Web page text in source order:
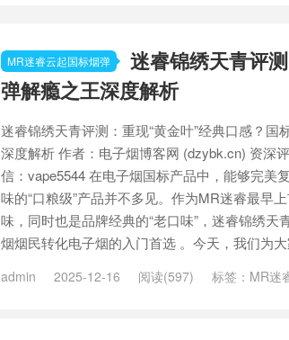
MR迷睿云起国标烟弹
迷睿锦绣天青评
弹解瘾之王深度解析
迷睿锦绣天青评测：重现“黄金叶”经典口感？国
深度解析 作者：电子烟博客网 (dzybk.cn) 资深
信：vape5544 在电子烟国标产品中，能够完美
味的“口粮级”产品并不多见。作为MR迷睿最早
味，同时也是品牌经典的“老口味”，迷睿锦绣天
烟烟民转化电子烟的入门首选 。今天，我们为
admin 2025-12-16 阅读(597) 标签： MR迷